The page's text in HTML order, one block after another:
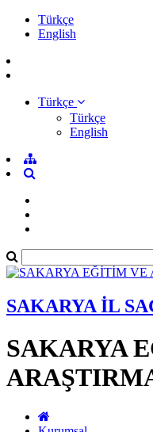
Türkçe
English
Türkçe
Türkçe
English
SAKARYA İL
SAKARYA